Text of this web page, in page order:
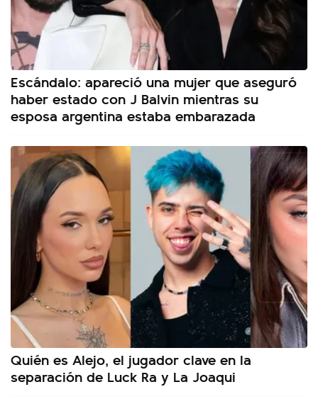
Escándalo: apareció una mujer que aseguró
haber estado con J Balvin mientras su
esposa argentina estaba embarazada
Quién es Alejo, el jugador clave en la
separación de Luck Ra y La Joaqui